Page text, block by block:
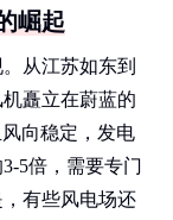
崛起
从江苏如东到
矗立在蔚蓝的
向稳定，发电
5倍，需要专门
有些风电场还